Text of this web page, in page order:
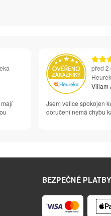
před 2
Viliam
Jsem velice spokojen
doručení nemá chybu
BEZPEČNÉ PLATBY